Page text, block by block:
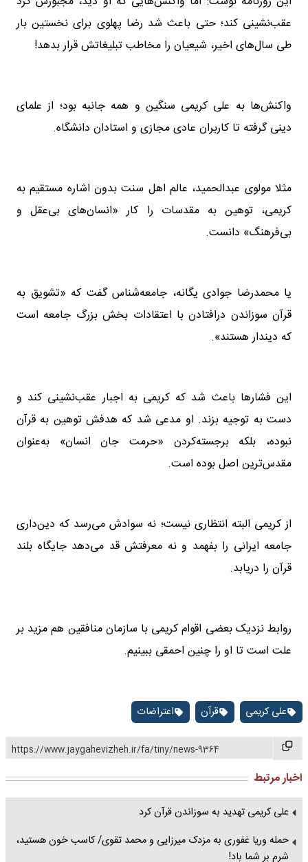
عقب‌نشینی کند؛ حتی باعث شد رضا پهلوی برای نخستین بار
طی سال‌های اخیر، شیعیان را مخاطب تبلیغاتش قرار بدهد!
واکنش‌ها به علی کریمی سنگین و همه جانبه بود؛ از علمای
دینی گرفته تا کاربران عادی مجازی و استادان دانشگاه.
مثلا مولوی عبدالحمید، عالم اهل سنت بدون اشاره مستقیم به
کریمی، توهین به مقدسات را کار «انسان‌های بی‌عقل و
بی‌فرهنگ» دانست.
یا محمدرضا جوادی یگانه، جامعه‌شناس گفت که «تشویق به
قرآن سوزاندن درافتادن با اعتقادات بخش بزرگ جامعه است
که دیندار هستند».
این فشارها باعث شد که کریمی به اجبار عقب‌نشینی کند و
دست به توجیه بزند. او مدعی شد که هدفش توهین به قرآن
نبوده، بلکه برجسته‌کردن «حرمت جان انسان» به‌عنوان
مقدس‌ترین اصل بوده است.
از کریمی البته انتظاری نیست؛ نه سوادش می‌رسد که دین‌داری
جامعه ایرانی را بفهمد و نه معرفتش قد می‌دهد جایگاه بلند
قرآن را دریابد.
روابط نزدیک بعضی اقوام کریمی با سازمان منافقین هم مزید بر
علت است تا او را چنین احمقی ببینیم.
علی کریمی قرآن اعتراضات
https://www.jaygahevizheh.ir/fa/tiny/news-9364
اخبار مرتبط
علی کریمی تهدید به سوزاندن قرآن کرد
حمله وریا غفوری به مزدک میرزایی و محمد تقوی/ کاسب خون هستید،
شرم بر شما باد!